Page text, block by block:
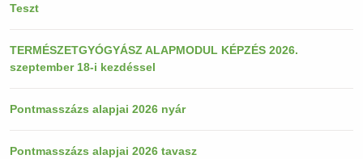
Teszt
TERMÉSZETGYÓGYÁSZ ALAPMODUL KÉPZÉS 2026.
szeptember 18-i kezdéssel
Pontmasszázs alapjai 2026 nyár
Pontmasszázs alapjai 2026 tavasz